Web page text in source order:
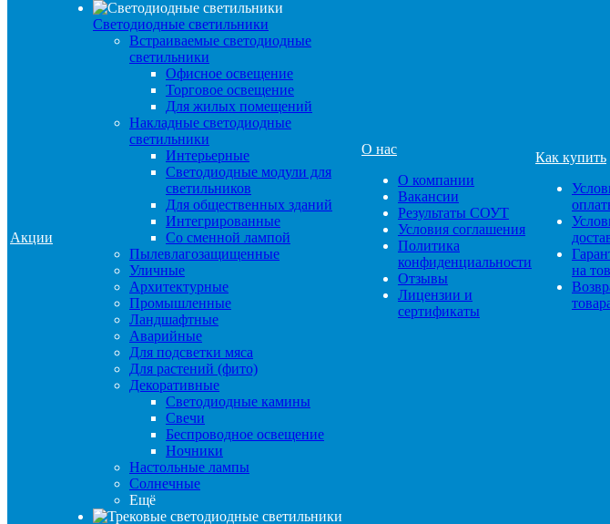
Акции
Светодиодные светильники
Встраиваемые светодиодные
светильники
Офисное освещение
Торговое освещение
Для жилых помещений
Накладные светодиодные
светильники
Интерьерные
Светодиодные модули для
светильников
Для общественных зданий
Интегрированные
Со сменной лампой
Пылевлагозащищенные
Уличные
Архитектурные
Промышленные
Ландшафтные
Аварийные
Для подсветки мяса
Для растений (фито)
Декоративные
Светодиодные камины
Свечи
Беспроводное освещение
Ночники
Настольные лампы
Солнечные
Ещё
О нас
О компании
Вакансии
Результаты СОУТ
Условия соглашения
Политика
конфиденциальности
Отзывы
Лицензии и
сертификаты
Как купить
на